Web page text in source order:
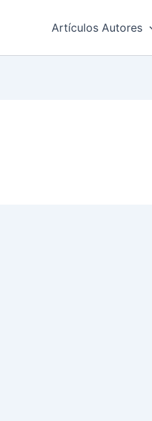
Artículos Autores